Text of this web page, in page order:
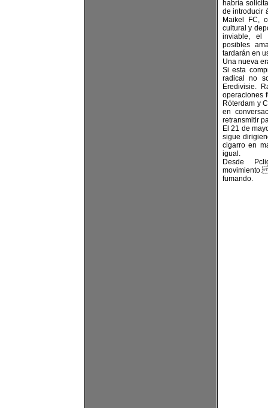
habría
de introducir
Maikel FC,
cultural y
inviable, el
posibles
tardarán en
Una nueva
Si esta
radical no
Eredivisie.
operaciones
Róterdam y
en
retransmitir
El 21 de
sigue
cigarro en
igual.
Desde
fumando.